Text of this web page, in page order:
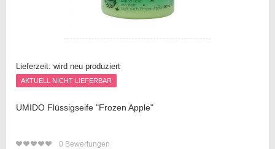
Lieferzeit: wird neu produziert
UMIDO Flüssigseife "Frozen Apple"
0 Bewertungen
AKTUELL NICHT LIEFERBAR
AKTUELL NICHT LIEFERBAR